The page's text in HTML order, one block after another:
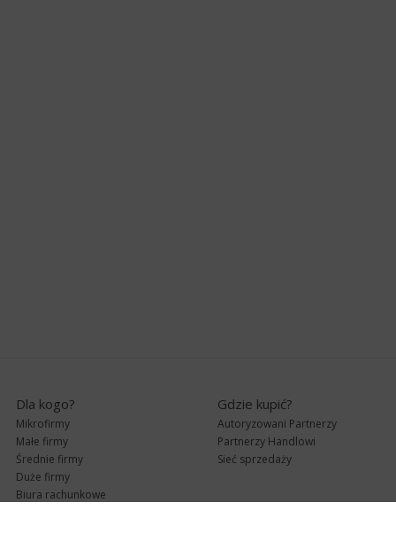
Dla kogo?
Mikrofirmy
Małe firmy
Średnie firmy
Duże firmy
Biura rachunkowe
Gdzie kupić?
Autoryzowani Partnerzy
Partnerzy Handlowi
Sieć sprzedaży